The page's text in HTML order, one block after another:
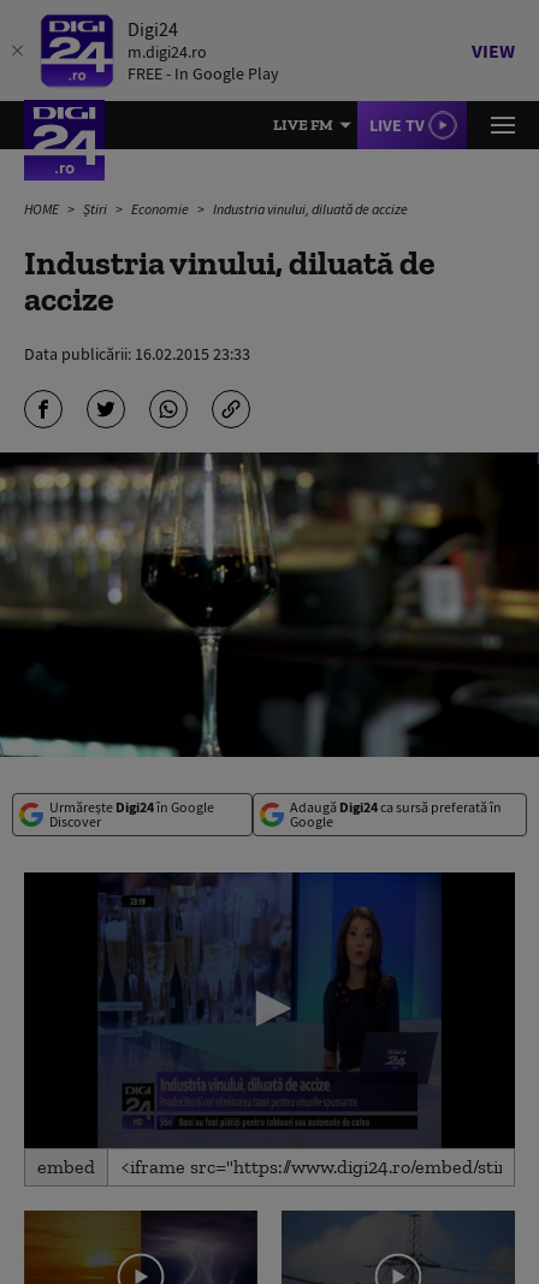
Digi24
m.digi24.ro
FREE - In Google Play
VIEW
LIVE FM LIVE TV
HOME Știri Economie Industria vinului, diluată de accize
Industria vinului, diluată de
accize
Data publicării: 16.02.2015 23:33
Urmărește Digi24în Google
Discover
Adaugă Digi24ca sursă preferată în
Google
0
seconds
2
seconds
embed